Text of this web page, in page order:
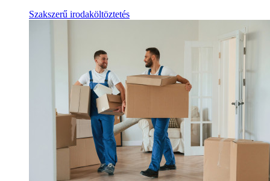
Szakszerű irodaköltöztetés